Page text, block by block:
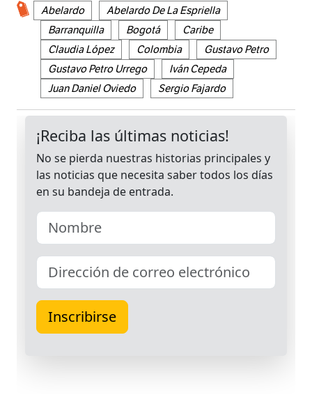
Abelardo
Abelardo De La Espriella
Barranquilla
Bogotá
Caribe
Claudia López
Colombia
Gustavo Petro
Gustavo Petro Urrego
Iván Cepeda
Juan Daniel Oviedo
Sergio Fajardo